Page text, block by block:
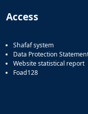
Access
Shafaf system
Data Protection
Website statistical report
Foad128